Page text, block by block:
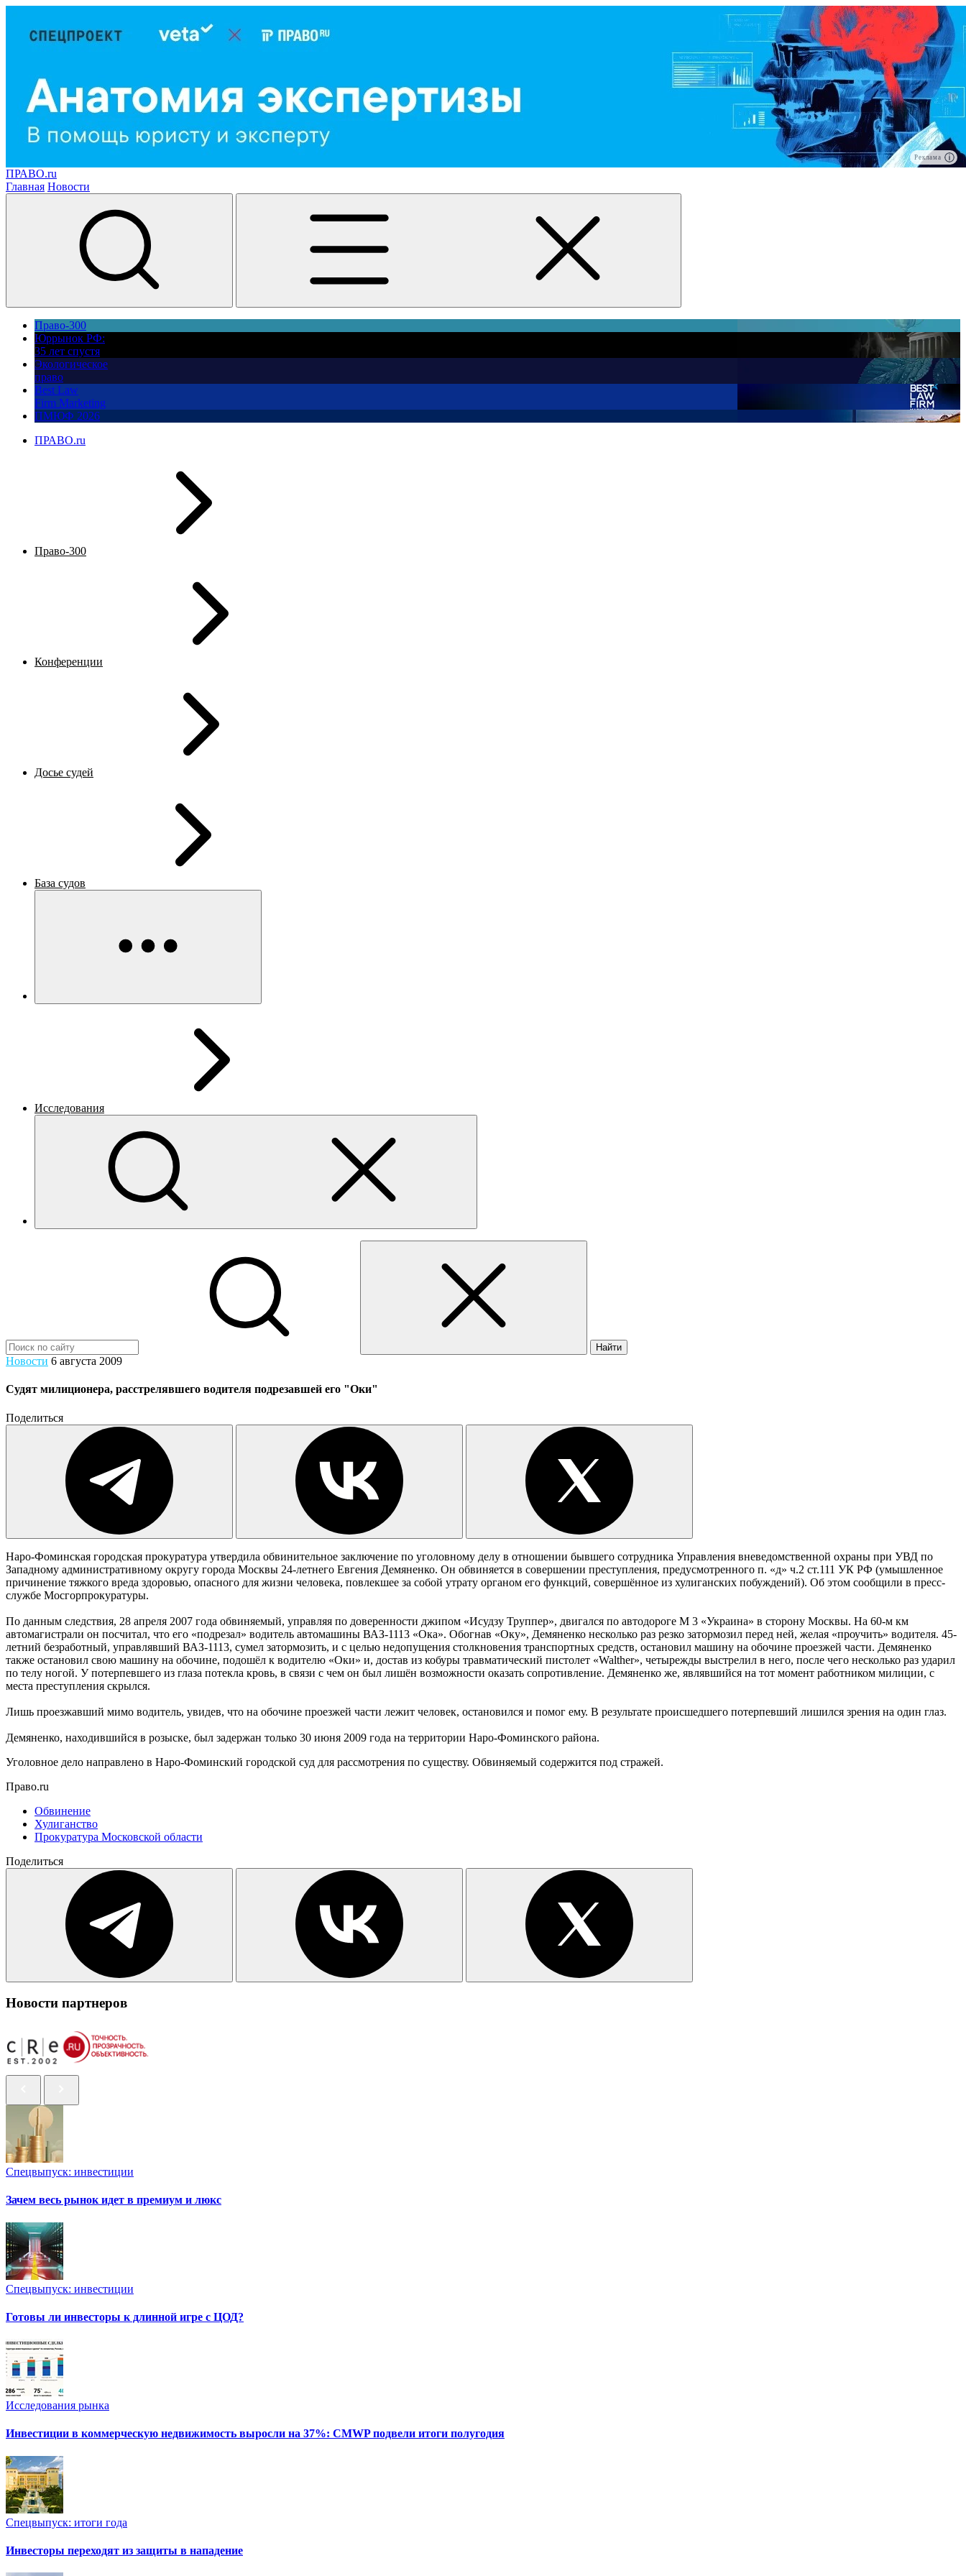
Реклама
ПРАВО.ru
Главная Новости
Право-300
Юррынок РФ:
35 лет спустя
Экологическое
право
Best Law
Firm Marketing
ПМЮФ 2026
ПРАВО.ru
Право-300
Конференции
Досье судей
База судов
Исследования
Найти
Новости 6 августа 2009
Судят милиционера, расстрелявшего водителя подрезавшей его "Оки"
Поделиться
Наро-Фоминская городская прокуратура утвердила обвинительное заключение по уголовному делу в отношении бывшего сотрудника Управления вневедомственной охраны при УВД по
Западному административному округу города Москвы 24-летнего Евгения Демяненко. Он обвиняется в совершении преступления, предусмотренного п. «д» ч.2 ст.111 УК РФ (умышленное
причинение тяжкого вреда здоровью, опасного для жизни человека, повлекшее за собой утрату органом его функций, совершённое из хулиганских побуждений). Об этом сообщили в пресс-
службе Мосгорпрокуратуры.
По данным следствия, 28 апреля 2007 года обвиняемый, управляя по доверенности джипом «Исудзу Труппер», двигался по автодороге М 3 «Украина» в сторону Москвы. На 60-м км
автомагистрали он посчитал, что его «подрезал» водитель автомашины ВАЗ-1113 «Ока». Обогнав «Оку», Демяненко несколько раз резко затормозил перед ней, желая «проучить» водителя. 45-
летний безработный, управлявший ВАЗ-1113, сумел затормозить, и с целью недопущения столкновения транспортных средств, остановил машину на обочине проезжей части. Демяненко
также остановил свою машину на обочине, подошёл к водителю «Оки» и, достав из кобуры травматический пистолет «Walther», четырежды выстрелил в него, после чего несколько раз ударил
по телу ногой. У потерпевшего из глаза потекла кровь, в связи с чем он был лишён возможности оказать сопротивление. Демяненко же, являвшийся на тот момент работником милиции, с
места преступления скрылся.
Лишь проезжавший мимо водитель, увидев, что на обочине проезжей части лежит человек, остановился и помог ему. В результате происшедшего потерпевший лишился зрения на один глаз.
Демяненко, находившийся в розыске, был задержан только 30 июня 2009 года на территории Наро-Фоминского района.
Уголовное дело направлено в Наро-Фоминский городской суд для рассмотрения по существу. Обвиняемый содержится под стражей.
Право.ru
Обвинение
Хулиганство
Прокуратура Московской области
Поделиться
Новости партнеров
Спецвыпуск: инвестиции
Зачем весь рынок идет в премиум и люкс
Спецвыпуск: инвестиции
Готовы ли инвесторы к длинной игре с ЦОД?
Исследования рынка
Инвестиции в коммерческую недвижимость выросли на 37%: CMWP подвели итоги полугодия
Спецвыпуск: итоги года
Инвесторы переходят из защиты в нападение